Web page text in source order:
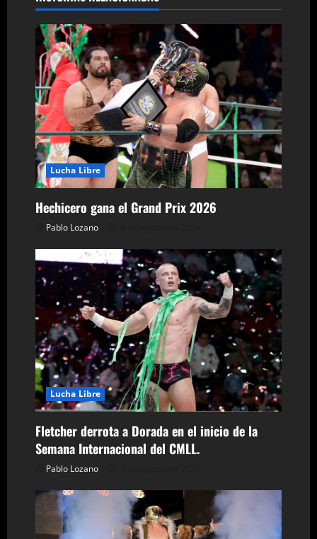
a
c
i
ó
n
d
e
n
t
r
a
d
a
s
Lucha Libre
Hechicero gana el Grand Prix 2026
Pablo Lozano
Lucha Libre
Fletcher derrota a Dorada en el inicio de la
Semana Internacional del CMLL.
Pablo Lozano